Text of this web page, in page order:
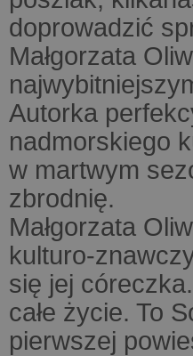
doprowadzić
Małgorzata
Autorka
nadmorskiego
w martwym
zbrodnię.
Małgorzata
kulturo-
się jej
całe życie. To
pierwszej